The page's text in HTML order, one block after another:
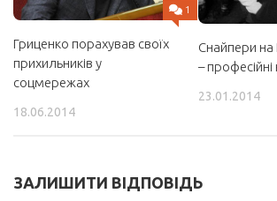
1
Гриценко порахував своїх
прихильників у
соцмережах
18.06.2014
Снайпери на
– професійні
23.01.2014
ЗАЛИШИТИ ВІДПОВІДЬ